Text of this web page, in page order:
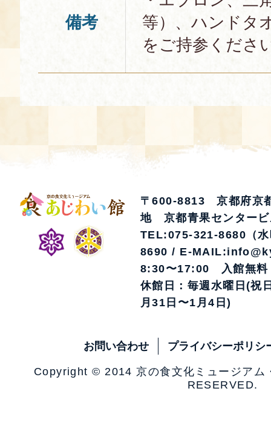
備考
等）、ハンドタ
をご持参くださ
〒600-8813 京都府京
地 京都青果センタービ
TEL:075-321-8680（
8690 / E-
8:30〜17:00 入館無料
休館日：毎週水曜日(祝
月31日〜1月4日)
お問い合わせ プライバシーポリシ
Copyright © 2014 京の食文化ミュージア
RESERVED.